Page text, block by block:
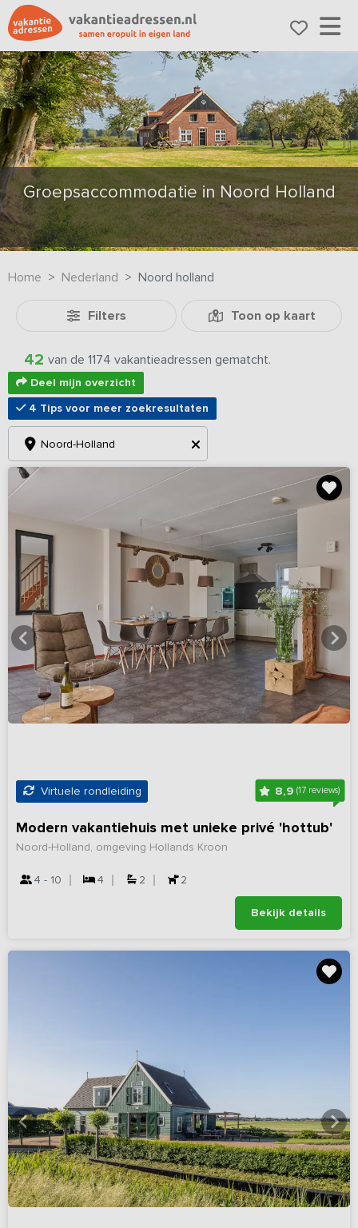
Groepsaccommodatie in Noord Holland
Home Nederland Noord holland
Filters Toon op kaart
42 van de 1174 vakantieadressen gematcht.
Deel mijn overzicht
4 Tips voor meer zoekresultaten
Noord-Holland
Virtuele rondleiding 8,9(17 reviews)
Modern vakantiehuis met unieke privé 'hottub'
Noord-Holland, omgeving Hollands Kroon
4 - 10 4 2 2
Bekijk details